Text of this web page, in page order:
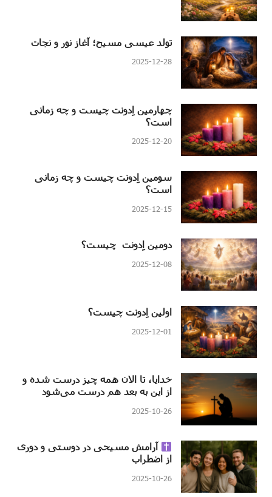
تولد عیسی مسیح؛ آغاز نور و نجات
2025-12-28
چهارمین اِدونت چیست و چه زمانی
است؟
2025-12-20
سومین اِدونت چیست و چه زمانی
است؟
2025-12-15
دومین اِدونت چیست؟
2025-12-08
اولین اِدونت چیست؟
2025-12-01
خدایا، تا الان همه چیز درست شده و
از این به بعد هم درست می‌شود
2025-10-26
آرامش مسیحی در دوستی و دوری
از اضطراب
2025-10-26